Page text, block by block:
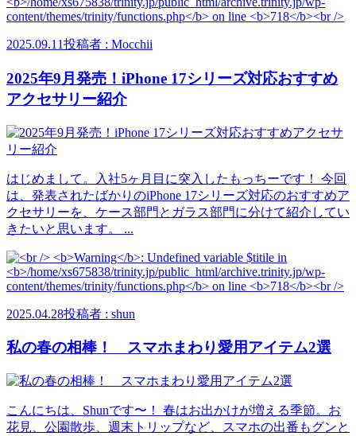
2025.09.11投稿者 : Mocchii
2025年9月発売！iPhone 17シリーズ対応おすすめ
アクセサリー紹介
はじめまして。入社5ヶ月目に突入したもっちーです！ 今回
は、発表されたばかりのiPhone 17シリーズ対応のおすすめア
クセサリーを、ケース部門とガラス部門に分けて紹介してい
きたいと思います。 ...
2025.04.28投稿者 : shun
私の春の相棒！ スマホまわり愛用アイテム2選
こんにちは、Shunです〜！ 春はお出かけが増える季節。お
花見、公園散歩、週末トリップなど、スマホの出番もグンと